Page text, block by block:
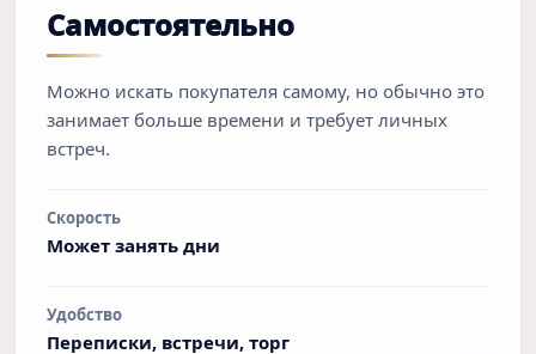
Самостоятельно
Можно искать покупателя самому, но обычно это
занимает больше времени и требует личных
встреч.
Скорость
Может занять дни
Удобство
Переписки, встречи, торг